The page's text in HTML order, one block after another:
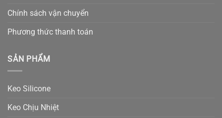
Chính sách vận chuyển
Phương thức thanh toán
SẢN PHẨM
Keo Silicone
Keo Chịu Nhiệt